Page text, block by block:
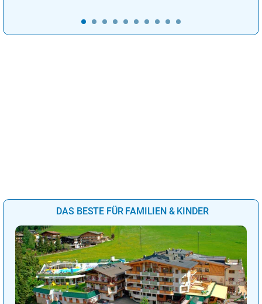
DAS BESTE FÜR FAMILIEN & KINDER